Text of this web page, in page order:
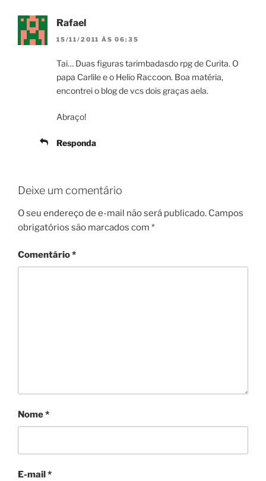
Rafael
15/11/2011 ÀS 06:35
Tai… Duas figuras tarimbadasdo rpg de Curita. O
papa Carlile e o Helio Raccoon. Boa matéria,
encontrei o blog de vcs dois graças aela.
Abraço!
Responda
Deixe um comentário
O seu endereço de e-mail não será publicado. Campos
obrigatórios são marcados com *
Comentário*
Nome*
E-mail*